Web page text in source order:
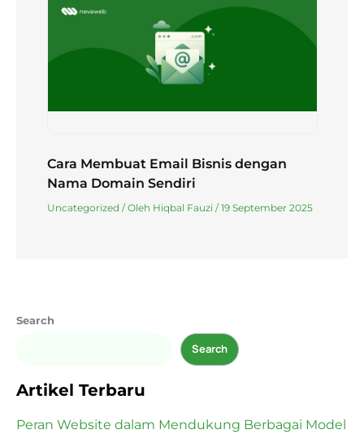
Cara Membuat Email Bisnis dengan
Nama Domain Sendiri
Uncategorized / Oleh Hiqbal Fauzi /19 September 2025
Search
Search
Artikel Terbaru
Peran Website dalam Mendukung Berbagai Model